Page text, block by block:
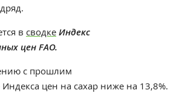
в сводке Индекс
цен FAO.
с прошлим
цен на сахар ниже на 13,8%.